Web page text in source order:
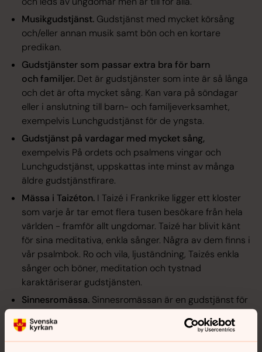
Musikgudstjänst. Gudstjänst med mycket körsång
och/eller annan musik samt bön och en kortare
predikan.
Gudstjänster som passar extra bra för barn
och familjer. Det är gudstjänster som inte är så långa
och det är ofta mycket sång. Kan vara på söndagar
eller i anslutning till barn- och familjeverksamhet,
exempelvis Lunchgudstjänst för de yngsta.
Gudstjänst på vardagar med mycket sång,
exempelvis På ordets och psalmens vingar och
Lunchgudstjänst, uppskattas inte minst av många
äldre gudstjänstfirare.
Mässa i Taizéton. I Taizé i Frankrike ligger ett kloster
som varje år tar emot flera tusen besökare från hela
världen - framför allt ungdomar. Taizé har blivit känt
för sina meditativa, enkla sånger. Några av dem finns i
vår psalmbok. Ro och vila, ljuständning, Taizés enkla
sånger och böner, meditation och tystnad
karaktäriserar gudstjänsten.
Sinnesromässa. Sinnesromässan är en gudstjänst för
var och en som har en andlig längtan. Den är
inspirerad av tolvstegsprogrammets anda som
bygger på delaktighet och andlig utveckling. Mässan